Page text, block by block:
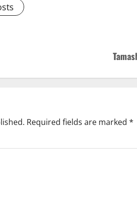
Required fields are marked *